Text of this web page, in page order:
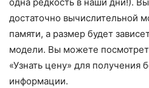
достаточно вычислительной
памяти, а размер будет
модели. Вы можете
«Узнать цену» для получения
информации.